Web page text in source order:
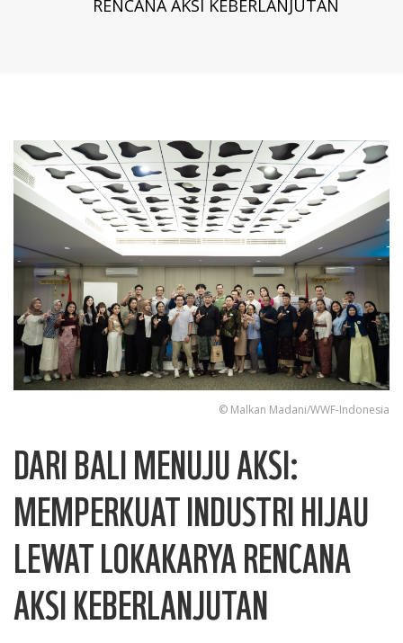
RENCANA AKSI KEBERLANJUTAN
© Malkan Madani/WWF-Indonesia
DARI BALI MENUJU AKSI:
MEMPERKUAT INDUSTRI HIJAU
LEWAT LOKAKARYA RENCANA
AKSI KEBERLANJUTAN